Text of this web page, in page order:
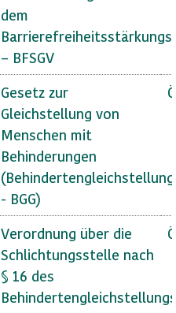
dem
– BFSGV
Gesetz zur
Gleichstellung von
Menschen mit
Behinderungen
- BGG)
Verordnung über die
Schlichtungsstelle nach
§ 16 des